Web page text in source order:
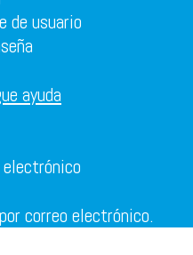
de usuario
ayuda
correo electrónico.